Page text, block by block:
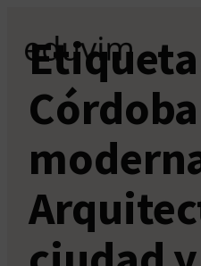
contenido
Córdoba